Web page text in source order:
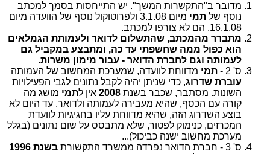
מדובר ב"התקשרות המשך". יש התייחסות בסמך למכתב
נוסף של תמי
מיום 3.1.08 ולפרוטוקול נוסף של הוועדה מיום
16.1.08. הם לא צורפו למכתב.
מתברר מהמכתב, שהתשלום לדואר ולעמותת הגמלאים
הוא כפול ממה שחשפתי עד כה, ומתבצע במקביל גם
לעמותה וגם לחברת הדואר - עבור מימון משרות.
ס' 2 -
תמי מדווחת לוועדה, שמערכת המחשוב של העמותה
עוברת שדרוג, כדי שניתן יהיה לקבל נתונים לגבי הפעילויות
השונות. מסתבר, שכבר בשנת 2008 אין לתמי מושג מה
קורה עם הכסף, שהיא מעבירה לעמותה ולדואר. עד היום לא
בוצע השדרוג הזה, שהיא מדווחת עליו בחגיגיות לוועדת
המכרזים, כנימוק לפטור, שלא מתבסס על שום נתונים (בגלל
מערכת מחשוב ישנה כביכול)...
ס' 3 - חברת הדואר נפרדה ממשרד התקשורת
בשנת 1996